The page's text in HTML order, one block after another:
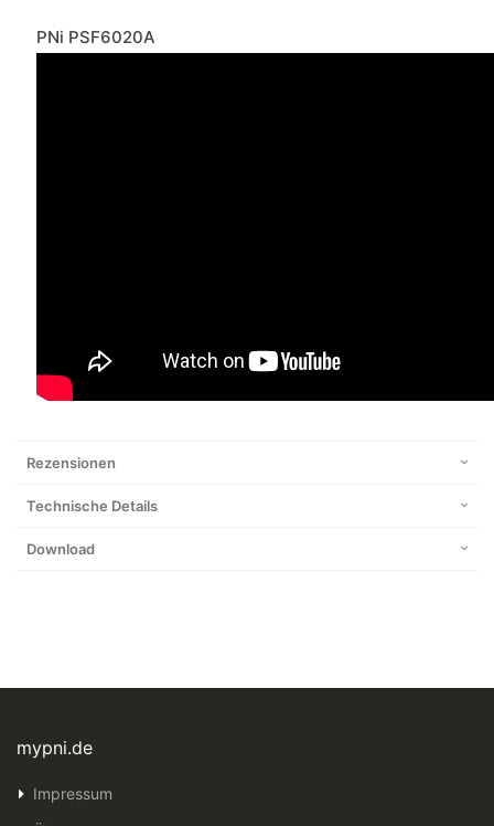
PNi PSF6020A
Rezensionen
Technische Details
Download
mypni.de
Impressum